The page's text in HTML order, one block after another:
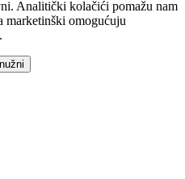
Analitički kolačići pomažu nam
marketinški omogućuju